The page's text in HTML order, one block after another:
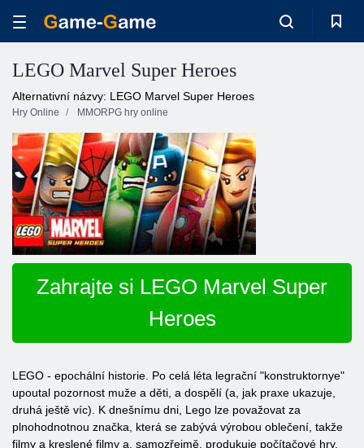
LEGO Marvel Super Heroes
Alternativní názvy: LEGO Marvel Super Heroes
Hry Online MMORPG hry online
Zahrajte si LEGO Marvel Super
Heroes
LEGO - epochální historie. Po celá léta legrační "konstruktornye"
upoutal pozornost muže a děti, a dospělí (a, jak praxe ukazuje,
druhá ještě víc). K dnešnímu dni, Lego lze považovat za
plnohodnotnou značka, která se zabývá výrobou oblečení, takže
filmy a kreslené filmy a, samozřejmě, produkuje počítačové hry.